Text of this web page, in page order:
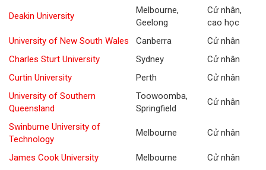
Deakin University
Melbourne,
Geelong
Cử nhân,
cao học
University of New South Wales
Canberra
Cử nhân
Charles Sturt University
Sydney
Cử nhân
Curtin University
Perth
Cử nhân
University of Southern
Queensland
Toowoomba,
Springfield
Cử nhân
Swinburne University of
Technology
Melbourne Cử nhân
James Cook University Melbourne Cử nhân